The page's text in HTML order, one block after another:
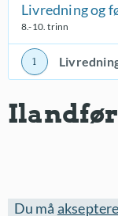
Livredning og
8.-10. trinn
Du må